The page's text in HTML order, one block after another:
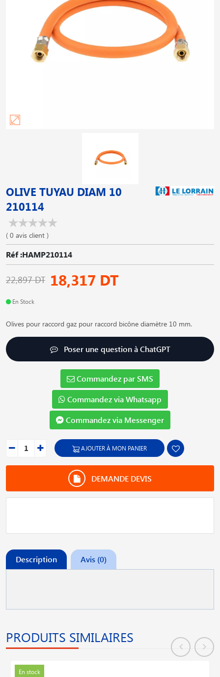
OLIVE TUYAU DIAM 10
210114
( 0 avis client )
Réf :HAMP210114
22,897 DT 18,317 DT
En Stock
Olives pour raccord gaz pour raccord bicône diamètre 10 mm.
Poser une question à ChatGPT
Commandez par SMS
Commandez via Whatsapp
Commandez via Messenger
AJOUTER À MON PANIER
DEMANDE DEVIS
Description Avis (0)
PRODUITS SIMILAIRES
En stock